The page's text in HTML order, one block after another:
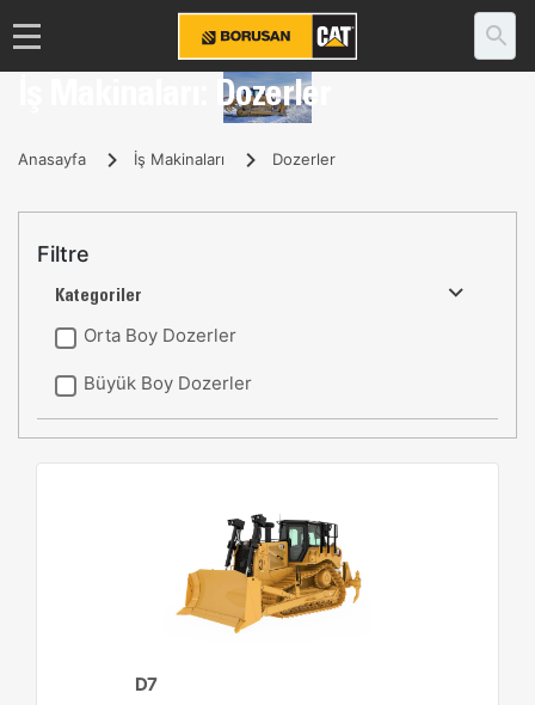
İş Makinaları: Dozerler
Anasayfa İş Makinaları Dozerler
Filtre
Kategoriler
Orta Boy Dozerler
Büyük Boy Dozerler
D7